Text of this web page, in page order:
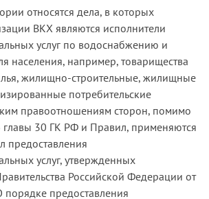
что в дополнительном
согласовали лимит
исходя из лимита бюджетных
подлежащих исполнению за счет
бюджета, не означает
фактически принятого Институтом
в соответствующий период.
положение дополнительного
изменяет установленный
правовыми актами порядок
по показаниям приборов учета с
поверки, установленных в
В связи с этим истец
иска, рассчитав объемы
в точках присоединения, где
приборов учета не истек, — по
учета, в точках
к колодцам, на которых
приборы учета с истекшим сроком
пропускной способности
относятся дела, в которых
ВКХ являются исполнители
услуг по водоснабжению и
населения, например, товарищества
жилищно-строительные, жилищные
потребительские
правоотношениям сторон, помимо
30 ГК РФ и Правил, применяются
предоставления
услуг, утвержденных
Российской Федерации от
предоставления